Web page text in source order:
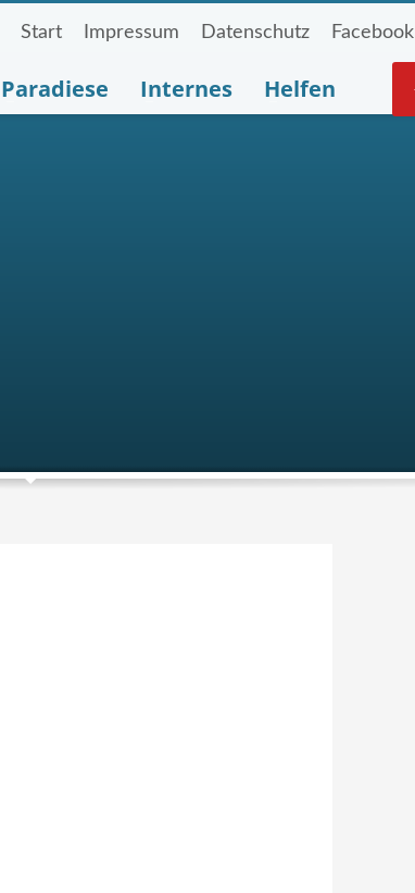
Start Impressum Datenschutz Facebook
Paradiese Internes Helfen